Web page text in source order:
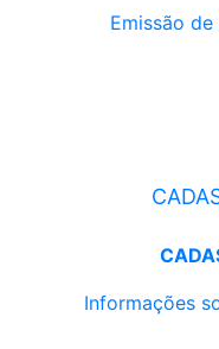
Emissão
Informações